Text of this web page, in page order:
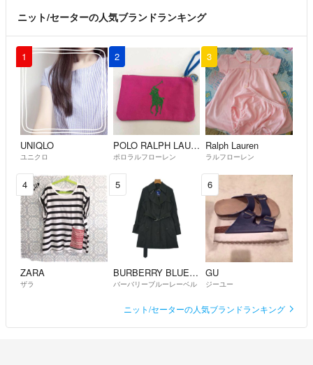
ニット/セーターの人気ブランドランキング
1
UNIQLO
ユニクロ
2
POLO RALPH LAUREN
ポロラルフローレン
3
Ralph Lauren
ラルフローレン
4
ZARA
ザラ
5
BURBERRY BLUE LABEL
バーバリーブルーレーベル
6
GU
ジーユー
ニット/セーターの人気ブランドランキング